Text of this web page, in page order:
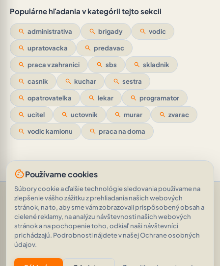
Populárne hľadania v kategórii tejto sekcii
search administrativa search brigady search vodic
search upratovacka search predavac
search praca v zahranici search sbs search skladnik
search casnik search kuchar search sestra
search opatrovatelka search lekar search programator
search ucitel search uctovnik search murar search zvarac
search vodic kamionu search praca na doma
Pomoc a podpora•Otázky•Hodnotenia•Opýtajte sa AI
Podmienky používania•Ochrana osobných údajov•
RSS Feed
© 2026AVEINO | history_edu „Prišiel (som), videl (som), zvíťazil“
Veni, vidi, vici. (Gaius Julius Caesar)
|
1.8.2
eco
cookiePoužívame cookies
Súbory cookie a ďalšie technológie sledovania používame na
zlepšenie vášho zážitku z prehliadania našich webových
stránok, na to, aby sme vám zobrazovali prispôsobený obsah a
cielené reklamy, na analýzu návštevnosti našich webových
stránok a na pochopenie toho, odkiaľ naši návštevníci
prichádzajú. Podrobnosti nájdete v našej Ochrane osobných
údajov.